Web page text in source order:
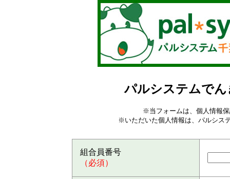
パルシステムで
※当フォームは、個人情報
※いただいた個人情報は、パルシス
組合員番号
（必須）